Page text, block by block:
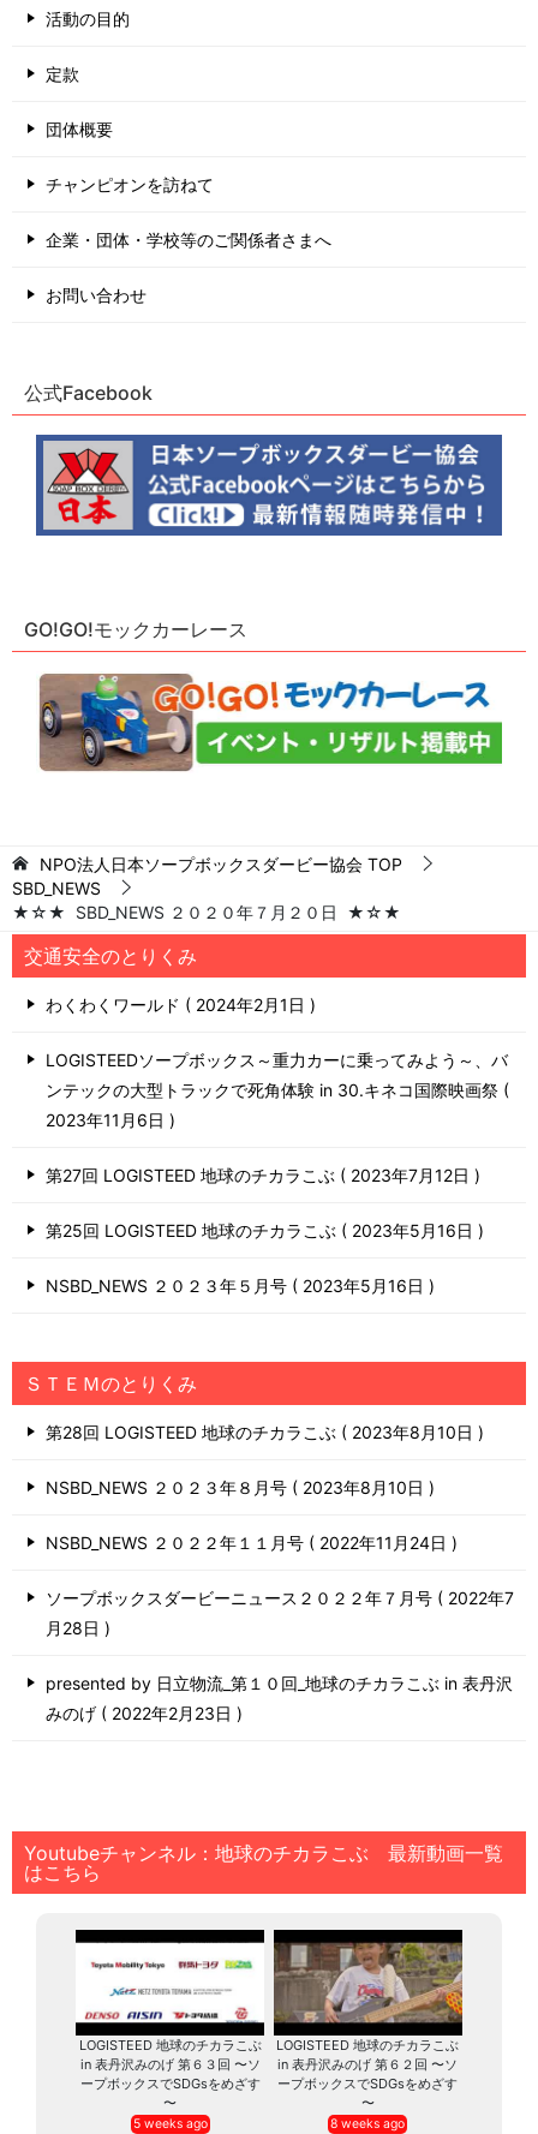
活動の目的
定款
団体概要
チャンピオンを訪ねて
企業・団体・学校等のご関係者さまへ
お問い合わせ
公式Facebook
GO!GO!モックカーレース
NPO法人日本ソープボックスダービー協会 TOP
SBD_NEWS
★☆★ SBD_NEWS ２０２０年７月２０日 ★☆★
交通安全のとりくみ
わくわくワールド 2024年2月1日
LOGISTEEDソープボックス～重力カーに乗ってみよう～、バ
ンテックの大型トラックで死角体験 in 30.キネコ国際映画祭
2023年11月6日
第27回 LOGISTEED 地球のチカラこぶ 2023年7月12日
第25回 LOGISTEED 地球のチカラこぶ 2023年5月16日
NSBD_NEWS ２０２３年５月号 2023年5月16日
ＳＴＥＭのとりくみ
第28回 LOGISTEED 地球のチカラこぶ 2023年8月10日
NSBD_NEWS ２０２３年８月号 2023年8月10日
NSBD_NEWS ２０２２年１１月号 2022年11月24日
ソープボックスダービーニュース２０２２年７月号
2022年7
月28日
presented by 日立物流_第１０回_地球のチカラこぶ in 表丹沢
みのげ
2022年2月23日
Youtubeチャンネル：地球のチカラこぶ 最新動画一覧
はこちら
LOGISTEED 地球のチカラこぶ
in 表丹沢みのげ 第６３回 〜ソ
ープボックスでSDGsをめざす
〜
5 weeks ago
LOGISTEED 地球のチカラこぶ
in 表丹沢みのげ 第６２回 〜ソ
ープボックスでSDGsをめざす
〜
8 weeks ago